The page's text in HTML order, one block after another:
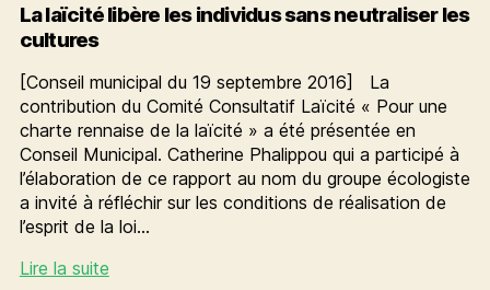
La laïcité libère les individus sans neutraliser les
cultures
[Conseil municipal du 19 septembre 2016] La
contribution du Comité Consultatif Laïcité « Pour une
charte rennaise de la laïcité » a été présentée en
Conseil Municipal. Catherine Phalippou qui a participé à
l’élaboration de ce rapport au nom du groupe écologiste
a invité à réfléchir sur les conditions de réalisation de
l’esprit de la loi…
Lire la suiteLa